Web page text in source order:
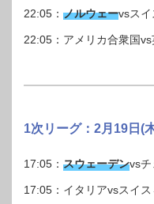
22:05： ノルウェーvsス
22:05：アメリカ合衆国
1次リーグ：2月19日(
17:05： スウェーデンvs
17:05：イタリアvsスイ